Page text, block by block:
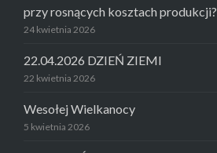
przy rosnących kosztach produkcji?
24 kwietnia 2026
22.04.2026 DZIEŃ ZIEMI
22 kwietnia 2026
Wesołej Wielkanocy
5 kwietnia 2026